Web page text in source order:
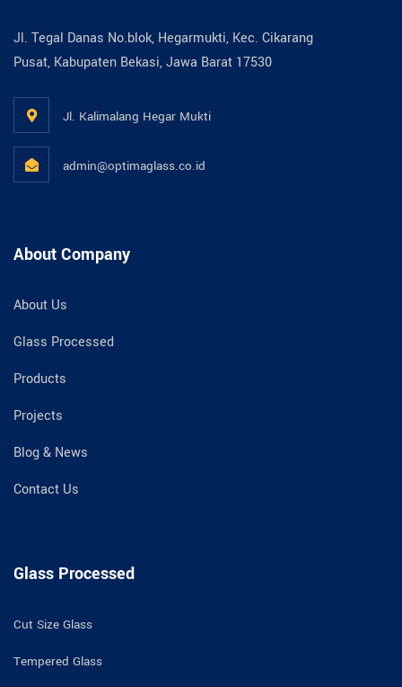
Jl. Tegal Danas No.blok, Hegarmukti, Kec. Cikarang
Pusat, Kabupaten Bekasi, Jawa Barat 17530
Jl. Kalimalang Hegar Mukti
admin@optimaglass.co.id
About Company
About Us
Glass Processed
Products
Projects
Blog & News
Contact Us
Glass Processed
Cut Size Glass
Tempered Glass